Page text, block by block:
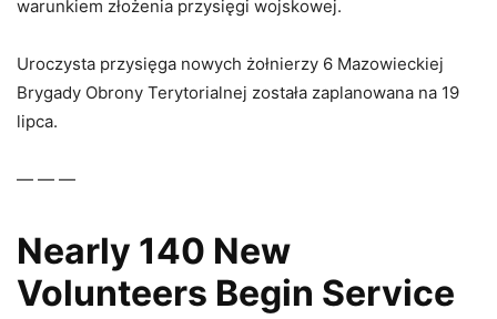
warunkiem złożenia przysięgi wojskowej.
Uroczysta przysięga nowych żołnierzy 6 Mazowieckiej
Brygady Obrony Terytorialnej została zaplanowana na 19
lipca.
— — —
Nearly 140 New
Volunteers Begin Service